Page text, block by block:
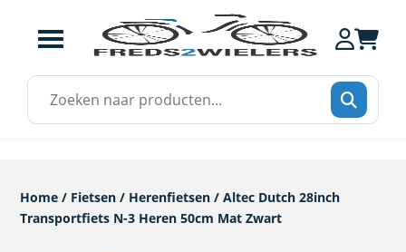
Zoek
naar:
Home / Fietsen / Herenfietsen / Altec Dutch 28inch
Transportfiets N-3 Heren 50cm Mat Zwart